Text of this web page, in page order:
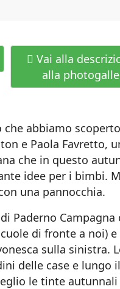
Vai alla
alla
abbiamo
e Paola Favretto,
che in questo
idee per i bimbi.
una pannocchia.
Paderno Campagna
di fronte a noi) e
sulla sinistra.
delle case e lungo
le tinte autunnali